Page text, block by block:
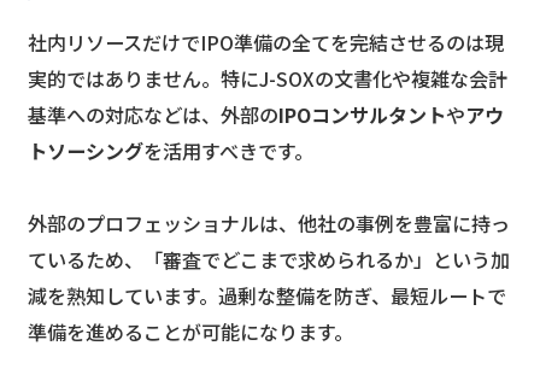
社内リソースだけでIPO準備の全てを完結させるのは現
実的ではありません。特にJ-SOXの文書化や複雑な会計
基準への対応などは、外部のIPOコンサルタントやアウ
トソーシングを活用すべきです。
外部のプロフェッショナルは、他社の事例を豊富に持っ
ているため、「審査でどこまで求められるか」という加
減を熟知しています。過剰な整備を防ぎ、最短ルートで
準備を進めることが可能になります。